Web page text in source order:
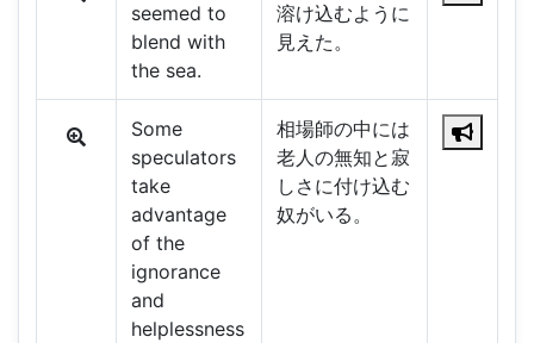
seemed to
blend with
the sea.
溶け込むように
見えた。
Some
speculators
take
advantage
of the
ignorance
and
helplessness
相場師の中には
老人の無知と寂
しさに付け込む
奴がいる。